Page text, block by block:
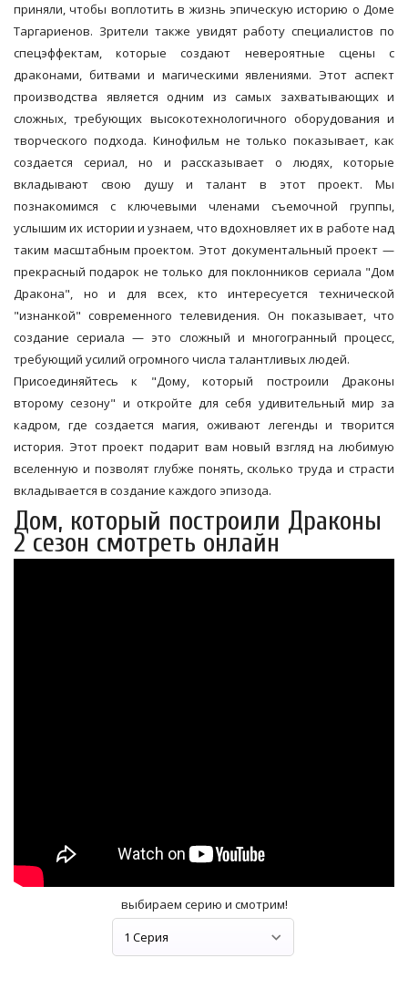
приняли, чтобы воплотить в жизнь эпическую историю о Доме
Таргариенов. Зрители также увидят работу специалистов по
спецэффектам, которые создают невероятные сцены с
драконами, битвами и магическими явлениями. Этот аспект
производства является одним из самых захватывающих и
сложных, требующих высокотехнологичного оборудования и
творческого подхода. Кинофильм не только показывает, как
создается сериал, но и рассказывает о людях, которые
вкладывают свою душу и талант в этот проект. Мы
познакомимся с ключевыми членами съемочной группы,
услышим их истории и узнаем, что вдохновляет их в работе над
таким масштабным проектом. Этот документальный проект —
прекрасный подарок не только для поклонников сериала "Дом
Дракона", но и для всех, кто интересуется технической
"изнанкой" современного телевидения. Он показывает, что
создание сериала — это сложный и многогранный процесс,
требующий усилий огромного числа талантливых людей.
Присоединяйтесь к "Дому, который построили Драконы
второму сезону" и откройте для себя удивительный мир за
кадром, где создается магия, оживают легенды и творится
история. Этот проект подарит вам новый взгляд на любимую
вселенную и позволят глубже понять, сколько труда и страсти
вкладывается в создание каждого эпизода.
Дом, который построили Драконы
2 сезон смотреть онлайн
выбираем серию и смотрим!